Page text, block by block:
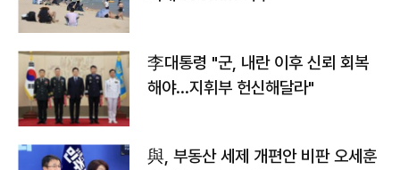
李대통령 "군, 내란 이후 신뢰 회복
해야…지휘부 헌신해달라"
與, 부동산 세제 개편안 비판 오세훈